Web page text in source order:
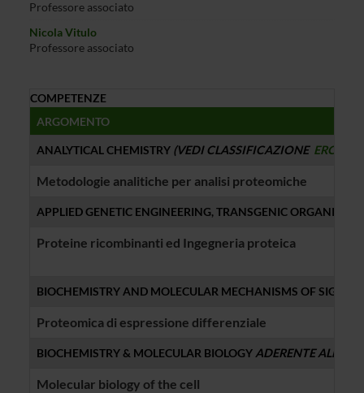
Professore associato
Nicola Vitulo
Professore associato
COMPETENZE
ARGOMENTO
ANALYTICAL CHEMISTRY (VEDI CLASSIFICAZIONE ERC
Metodologie analitiche per analisi proteomiche
APPLIED GENETIC ENGINEERING, TRANSGENIC
Proteine ricombinanti ed Ingegneria proteica
BIOCHEMISTRY AND MOLECULAR MECHANISMS OF
Proteomica di espressione differenziale
BIOCHEMISTRY & MOLECULAR BIOLOGY ADERENTE ALLO
Molecular biology of the cell